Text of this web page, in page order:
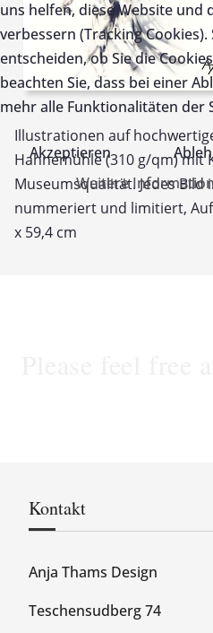
Illustrationen auf
Hahnemühle (310 g/qm) mit
Museumsqualität. Jedes
nummeriert und limitiert,
x 59,4 cm
Kontakt
Anja Thams Design
Teschensudberg 74
uns helfen, diese Website und
verbessern (Tracking
entscheiden, ob Sie die
beachten Sie, dass bei einer
mehr alle Funktionalitäten der
Akzeptieren
Weitere